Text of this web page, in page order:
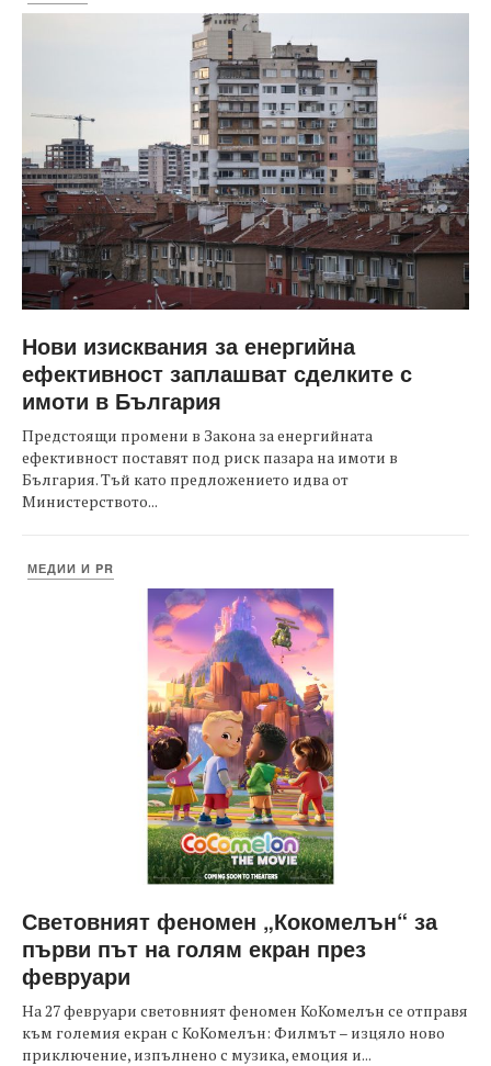
Нови изисквания за енергийна
ефективност заплашват сделките с
имоти в България
Предстоящи промени в Закона за енергийната
ефективност поставят под риск пазара на имоти в
България. Тъй като предложението идва от
Министерството...
МЕДИИ И PR
Световният феномен „Кокомелън“ за
първи път на голям екран през
февруари
На 27 февруари световният феномен КоКомелън се отправя
към големия екран с КоКомелън: Филмът – изцяло ново
приключение, изпълнено с музика, емоция и...